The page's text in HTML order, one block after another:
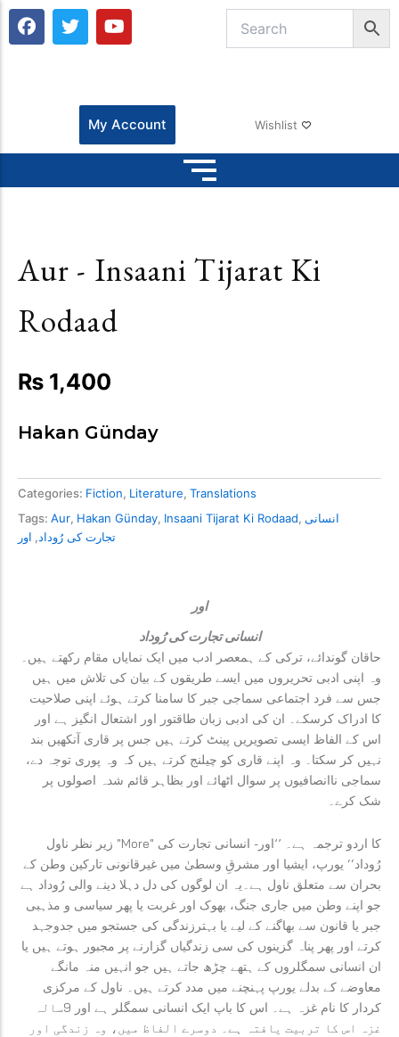
F
a
T
w
e
Y
o
b
e
My Account Wishlist
Aur - Insaani Tijarat Ki
Rodaad
₨ 1,400
Hakan Günday
Categories: Fiction, Literature, Translations
Tags: Aur, Hakan Günday, Insaani Tijarat Ki Rodaad, انسانی
تجارت کی رُوداد, اور
اور
انسانی تجارت کی رُوداد
حاقان گوندائے، ترکی کے ہمعصر ادب میں ایک نمایاں مقام رکھتے ہیں۔
وہ اپنی ادبی تحریروں میں ایسے طریقوں کے بیان کی تلاش میں ہیں
جس سے فرد اجتماعی سماجی جبر کا سامنا کرتے ہوئے اپنی صلاحیت
کا ادراک کرسکے۔ ان کی ادبی زبان طاقتور اور اشتعال انگیز ہے اور
اس کے الفاظ ایسی تصویریں پینٹ کرتے ہیں جس پر قاری آنکھیں بند
نہیں کر سکتا۔ وہ اپنے قاری کو چیلنج کرتے ہیں کہ وہ پوری توجہ دے،
سماجی ناانصافیوں پر سوال اٹھائے اور بظاہر قائم شدہ اصولوں پر
شک کرے۔
زیر نظر ناول "More" کا اردو ترجمہ ہے۔ ’’اور- انسانی تجارت کی
رُوداد‘‘ یورپ، ایشیا اور مشرقِ وسطیٰ میں غیرقانونی تارکین وطن کے
بحران سے متعلق ناول ہے۔یہ ان لوگوں کی دل دہلا دینے والی رُوداد ہے
جو اپنے وطن میں جاری جنگ، بھوک اور غربت یا پھر سیاسی و مذہبی
جبر یا قانون سے بھاگنے کے لیے یا بہترزندگی کی جستجو میں جدوجہد
کرتے اور پھر پناہ گزینوں کی سی زندگیاں گزارنے پر مجبور ہوتے ہیں یا
ان انسانی سمگلروں کے ہتھے چڑھ جاتے ہیں جو انہیں منہ مانگے
معاوضے کے بدلے یورپ پہنچنے میں مدد کرتے ہیں۔ ناول کے مرکزی
کردار کا نام غزہ ہے۔ اس کا باپ ایک انسانی سمگلر ہے اور 9سالہ
غزہ اس کا تربیت یافتہ ہے۔ دوسرے الفاظ میں، وہ زندگی اور